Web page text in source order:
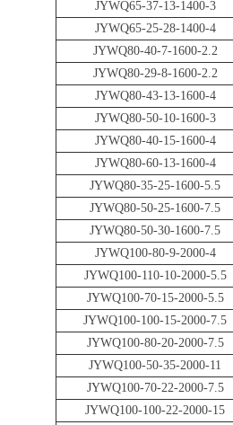
JYWQ65-37-13-1400-3
JYWQ65-25-28-1400-4
JYWQ80-40-7-1600-2.2
JYWQ80-29-8-1600-2.2
JYWQ80-43-13-1600-4
JYWQ80-50-10-1600-3
JYWQ80-40-15-1600-4
JYWQ80-60-13-1600-4
JYWQ80-35-25-1600-5.5
JYWQ80-50-25-1600-7.5
JYWQ80-50-30-1600-7.5
JYWQ100-80-9-2000-4
JYWQ100-110-10-2000-5.5
JYWQ100-70-15-2000-5.5
JYWQ100-100-15-2000-7.5
JYWQ100-80-20-2000-7.5
JYWQ100-50-35-2000-11
JYWQ100-70-22-2000-7.5
JYWQ100-100-22-2000-15